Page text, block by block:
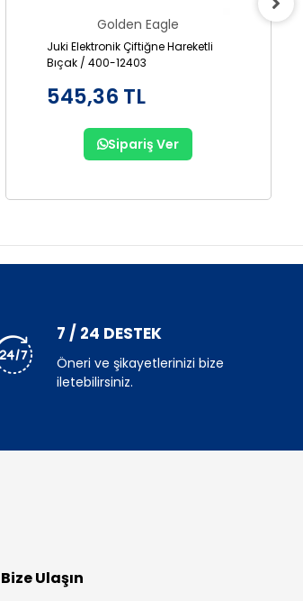
Golden Eagle
Juki Elektronik Çiftiğne Hareketli
Bıçak / 400-12403
545,36 TL
Sipariş Ver
7 / 24 DESTEK
Öneri ve şikayetlerinizi bize
iletebilirsiniz.
Bize Ulaşın